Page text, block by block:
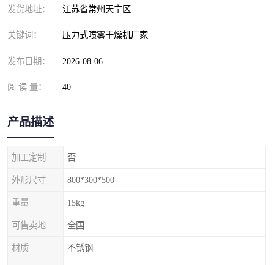
发货地址： 江苏省常州天宁区
关键词： 压力式喷雾干燥机厂家
发布日期： 2026-08-06
阅 读 量： 40
产品描述
加工定制 否
外形尺寸 800*300*500
重量 15kg
可售卖地 全国
材质 不锈钢